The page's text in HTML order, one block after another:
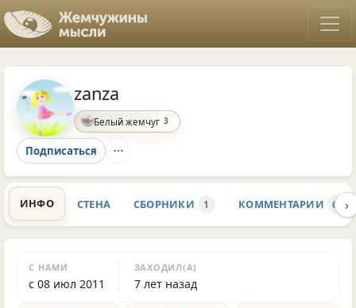
zanza
Белый жемчуг 3
Подписаться
ИНФО СТЕНА СБОРНИКИ 1 КОММЕНТАРИИ 64 ›
С НАМИ
с 08 июл 2011
ЗАХОДИЛ(А)
7 лет назад